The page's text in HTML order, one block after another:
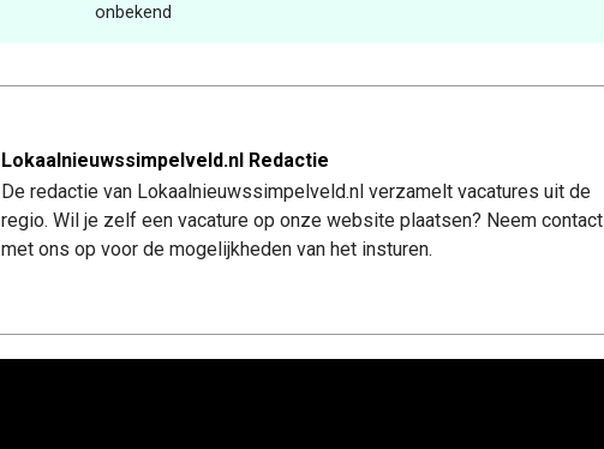
onbekend
Lokaalnieuwssimpelveld.nl Redactie
De redactie van Lokaalnieuwssimpelveld.nl verzamelt vacatures uit de
regio. Wil je zelf een vacature op onze website plaatsen? Neem contact
met ons op voor de mogelijkheden van het insturen.